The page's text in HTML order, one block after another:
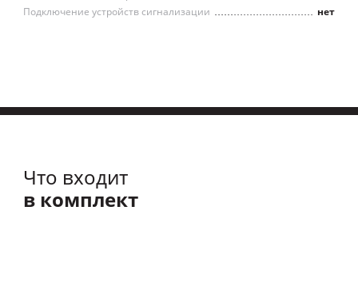
нет
Подключение устройств сигнализации
Что входит
в комплект